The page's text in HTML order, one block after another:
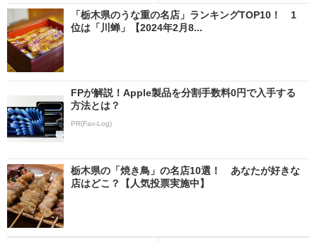
「栃木県のうな重の名店」ランキングTOP10！ 1
位は「川蝉」【2024年2月8...
FPが解説！Apple製品を分割手数料0円で入手する
方法とは？
PR(Fav-Log)
栃木県の「焼き鳥」の名店10選！ あなたが好きな
店はどこ？【人気投票実施中】